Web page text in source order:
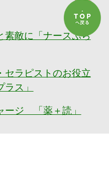
素敵に「ナースぷら
セラピストのお役立
ス」
ージ 「薬＋読」